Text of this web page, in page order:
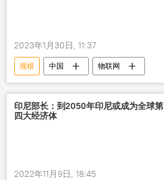
2023年1月30日, 11:37
规模 中国 物联网
印尼部长：到2050年印尼或成为全球第
四大经济体
2022年11月9日, 18:45